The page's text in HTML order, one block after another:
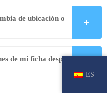
de ubicación o
de mi ficha después
ES